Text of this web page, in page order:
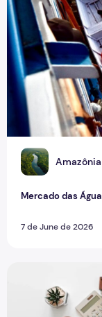
A Amazônia
Mercado das Água
7 de June de 2026